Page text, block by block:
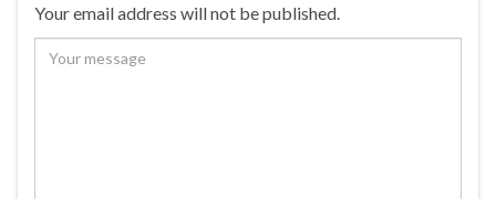
Your email address will not be published.